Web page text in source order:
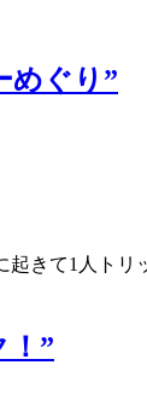
めぐり”
きて1人ト
！”